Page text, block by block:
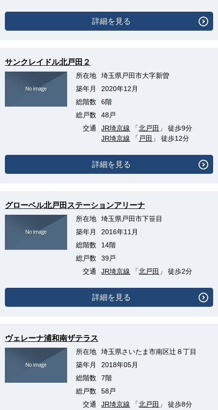
詳細を見る
サンクレイドル北戸田２
所在地
埼玉県戸田市大字新曽
築年月
2020年12月
総階数
6階
総戸数
48戸
交通
JR埼京線 「北戸田 」 徒歩9分
JR埼京線 「 戸田 」 徒歩12分
詳細を見る
グローベル北戸田ステーションアリーナ
所在地
埼玉県戸田市下笹目
築年月
2016年11月
総階数
14階
総戸数
39戸
交通
JR埼京線 「北戸田 」 徒歩2分
詳細を見る
ヴェレーナ浦和南ザテラス
所在地
埼玉県さいたま市南区辻８丁目
築年月
2018年05月
総階数
7階
総戸数
58戸
交通
JR埼京線 「北戸田 」 徒歩8分